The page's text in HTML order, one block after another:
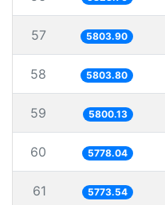
57 5803.90
58 5803.80
59 5800.13
60 5778.04
61 5773.54